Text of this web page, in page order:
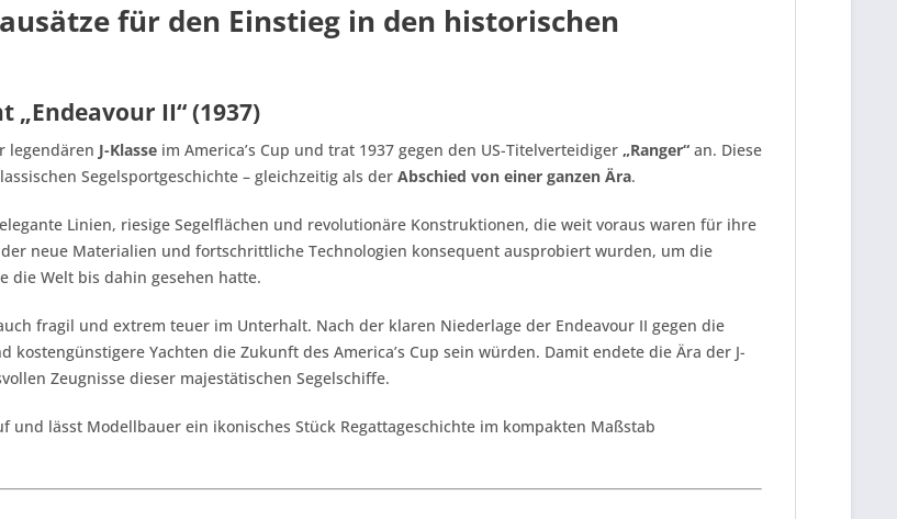
für den Einstieg in den historischen
„Endeavour II“ (1937)
legendären J-Klasse im America’s Cup und trat 1937 gegen den US-Titelverteidiger „Ranger“ an. Diese
Segelsportgeschichte – gleichzeitig als der Abschied von einer ganzen Ära.
Linien, riesige Segelflächen und revolutionäre Konstruktionen, die weit voraus waren für ihre
neue Materialien und fortschrittliche Technologien konsequent ausprobiert wurden, um die
die Welt bis dahin gesehen hatte.
fragil und extrem teuer im Unterhalt. Nach der klaren Niederlage der Endeavour II gegen die
Yachten die Zukunft des America’s Cup sein würden. Damit endete die Ära der J-
Zeugnisse dieser majestätischen Segelschiffe.
lässt Modellbauer ein ikonisches Stück Regattageschichte im kompakten Maßstab